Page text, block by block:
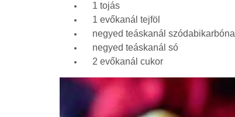
1 tojás
1 evőkanál tejföl
negyed teáskanál szódabikarbóna
negyed teáskanál só
2 evőkanál cukor